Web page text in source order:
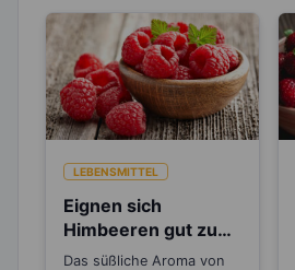
LEBENSMITTEL
Eignen sich
Himbeeren gut zum
Abnehmen?
Das süßliche Aroma von